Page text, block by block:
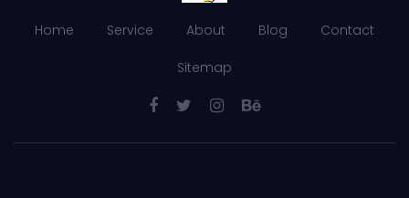
Home Service About Blog Contact
Sitemap